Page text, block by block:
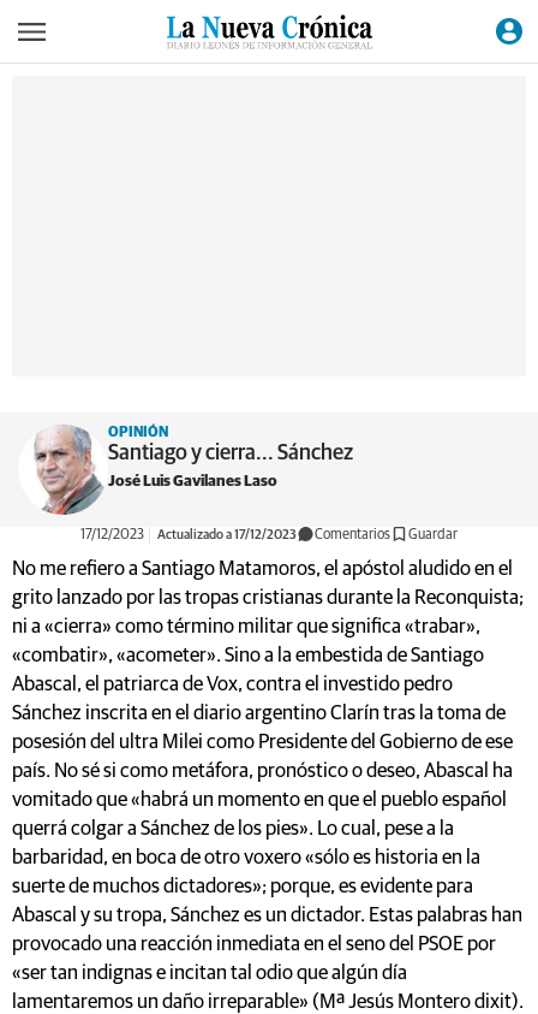
OPINIÓN
Santiago y cierra... Sánchez
José Luis Gavilanes Laso
17/12/2023 Actualizado a 17/12/2023 Comentarios Guardar
No me refiero a Santiago Matamoros, el apóstol aludido en el
grito lanzado por las tropas cristianas durante la Reconquista;
ni a «cierra» como término militar que significa «trabar»,
«combatir», «acometer». Sino a la embestida de Santiago
Abascal, el patriarca de Vox, contra el investido pedro
Sánchez inscrita en el diario argentino Clarín tras la toma de
posesión del ultra Milei como Presidente del Gobierno de ese
país. No sé si como metáfora, pronóstico o deseo, Abascal ha
vomitado que «habrá un momento en que el pueblo español
querrá colgar a Sánchez de los pies». Lo cual, pese a la
barbaridad, en boca de otro voxero «sólo es historia en la
suerte de muchos dictadores»; porque, es evidente para
Abascal y su tropa, Sánchez es un dictador. Estas palabras han
provocado una reacción inmediata en el seno del PSOE por
«ser tan indignas e incitan tal odio que algún día
lamentaremos un daño irreparable» (Mª Jesús Montero dixit).